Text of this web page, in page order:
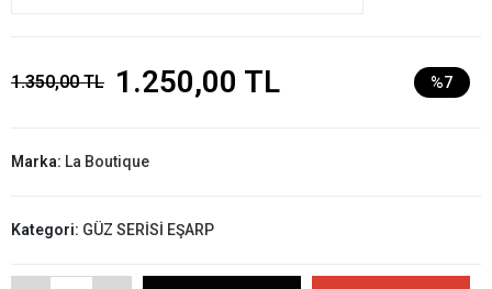
1.350,00 TL 1.250,00 TL %7
Marka: La Boutique
Kategori: GÜZ SERİSİ EŞARP